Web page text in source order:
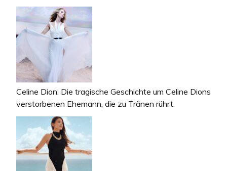
Celine Dion: Die tragische Geschichte um Celine Dions
verstorbenen Ehemann, die zu Tränen rührt.